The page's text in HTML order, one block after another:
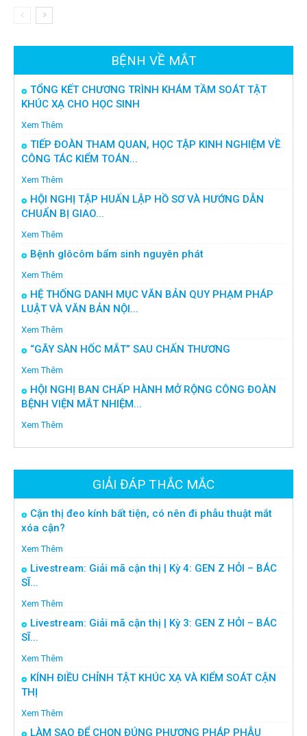
BỆNH VỀ MẮT
TỔNG KẾT CHƯƠNG TRÌNH KHÁM TẦM SOÁT TẬT
KHÚC XẠ CHO HỌC SINH
Xem Thêm
TIẾP ĐOÀN THAM QUAN, HỌC TẬP KINH NGHIỆM VỀ
CÔNG TÁC KIỂM TOÁN...
Xem Thêm
HỘI NGHỊ TẬP HUẤN LẬP HỒ SƠ VÀ HƯỚNG DẪN
CHUẨN BỊ GIAO...
Xem Thêm
Bệnh glôcôm bẩm sinh nguyên phát
Xem Thêm
HỆ THỐNG DANH MỤC VĂN BẢN QUY PHẠM PHÁP
LUẬT VÀ VĂN BẢN NỘI...
Xem Thêm
“GÃY SÀN HỐC MẮT” SAU CHẤN THƯƠNG
Xem Thêm
HỘI NGHỊ BAN CHẤP HÀNH MỞ RỘNG CÔNG ĐOÀN
BỆNH VIỆN MẮT NHIỆM...
Xem Thêm
GIẢI ĐÁP THẮC MẮC
Cận thị đeo kính bất tiện, có nên đi phẫu thuật mắt
xóa cận?
Xem Thêm
Livestream: Giải mã cận thị | Kỳ 4: GEN Z HỎI – BÁC
SĨ...
Xem Thêm
Livestream: Giải mã cận thị | Kỳ 3: GEN Z HỎI – BÁC
SĨ...
Xem Thêm
KÍNH ĐIỀU CHỈNH TẬT KHÚC XẠ VÀ KIỂM SOÁT CẬN
THỊ
Xem Thêm
LÀM SAO ĐỂ CHỌN ĐÚNG PHƯƠNG PHÁP PHẪU